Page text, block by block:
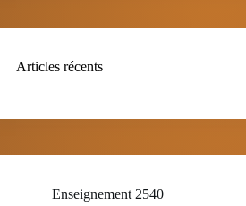
Articles récents
Enseignement 2540